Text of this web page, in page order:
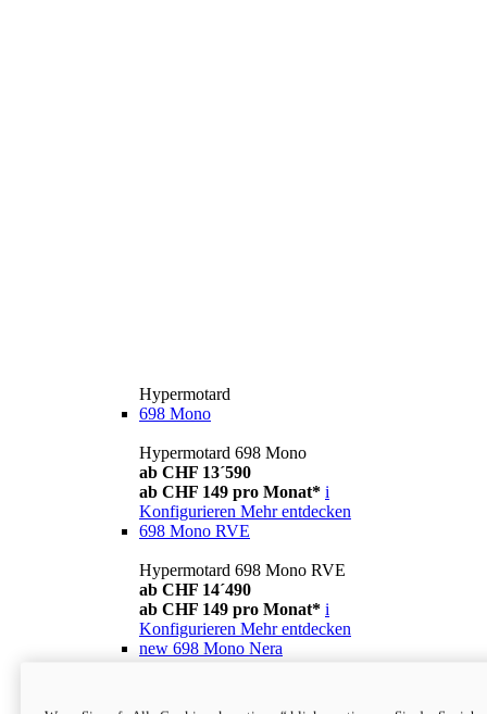
Hypermotard
698 Mono
Hypermotard 698 Mono
ab CHF 13´590
ab CHF 149 pro Monat* i
Konfigurieren Mehr entdecken
698 Mono RVE
Hypermotard 698 Mono RVE
ab CHF 14´490
ab CHF 149 pro Monat* i
Konfigurieren Mehr entdecken
new 698 Mono Nera
ab CHF 13´990